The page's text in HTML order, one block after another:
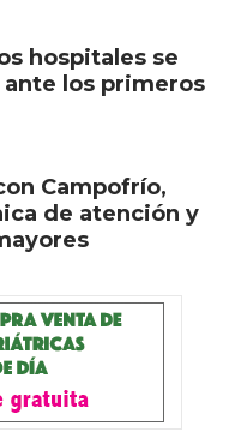
hospitales se
los primeros
Campofrío,
de atención y